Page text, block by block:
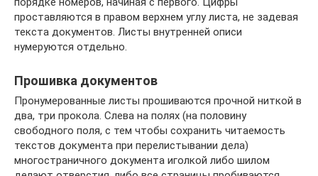
проставляются в правом верхнем углу листа, не задевая
текста документов. Листы внутренней описи
нумеруются отдельно.
Прошивка документов
Пронумерованные листы прошиваются прочной ниткой в
два, три прокола. Слева на полях (на половину
свободного поля, с тем чтобы сохранить читаемость
текстов документа при перелистывании дела)
многостраничного документа иголкой либо шилом